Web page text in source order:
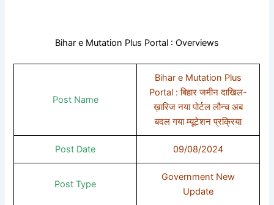
Bihar e Mutation Plus Portal : Overviews
Post Name
Bihar e Mutation Plus
Portal : बिहार जमीन दाखिल-
ख़ारिज नया पोर्टल लौन्च अब
बदल गया म्यूटेशन प्रक्रिया
Post Date 09/08/2024
Post Type
Government New
Update